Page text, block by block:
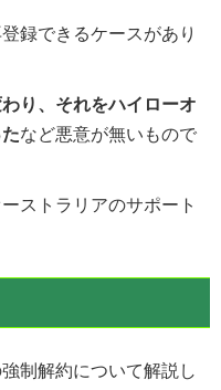
録できるケースがあり
り、それをハイローオ
など悪意が無いもので
ストラリアのサポート
制解約について解説し